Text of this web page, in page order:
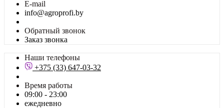
E-mail
info@agroprofi.by
Обратный звонок
Заказ звонка
Наши телефоны
+375 (33) 647-03-32
Время работы
09:00 - 23:00
ежедневно